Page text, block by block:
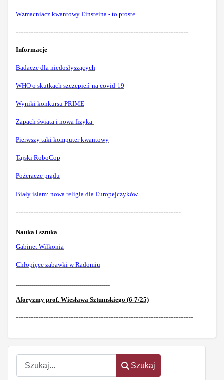
Szukaj
Szukaj
Wzmacniacz kwantowy Einsteina - to proste
---------------------------------------------------------------------
Informacje
Badacze dla niedosłyszących
WHO o skutkach szczepień na covid-19
Wyniki konkursu PRIME
Zapach świata i nowa fizyka
Pierwszy taki komputer kwantowy
Tajski RoboCop
Pożeracze prądu
Biały islam: nowa religia dla Europejczyków
------------------------------------------------------------------
Nauka i sztuka
Gabinet Wilkonia
Chłopięce zabawki w Radomiu
-----------------------------------------------
Aforyzmy prof. Wiesława Sztumskiego (6-7/25)
-----------------------------------------------------------------------